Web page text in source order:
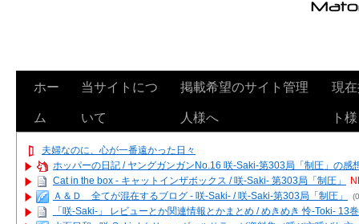
ホー
ム
当サイトにつ
いて
掲載希望のサイト管理
人様へ
現
ト様
夫婦なのに、心が一番遠かった日々
ホッパーの日記 / ヤングガンガンNo.16 咲-Saki-第303局「制圧」の感
Cat in the box - キャットインザボックス / 咲-Saki- 第303局「制圧」
Ａ＆Ｄ 全てが混在するブログ - 咲-Saki- / 咲-Saki-第303局「制圧」
「咲-Saki-」 レビューとか関連情報とかまとめ / めきめき 怜-Toki- 13